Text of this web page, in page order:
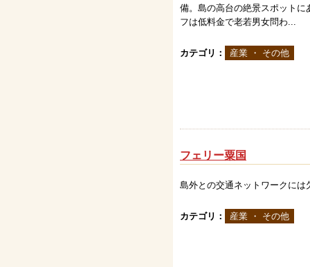
備。島の高台の絶景スポット
フは低料金で老若男女問わ...
カテゴリ： 産業 ・ その他
フェリー粟国
島外との交通ネットワークに
カテゴリ： 産業 ・ その他